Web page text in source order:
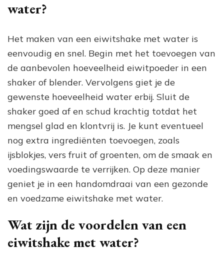
water?
Het maken van een eiwitshake met water is
eenvoudig en snel. Begin met het toevoegen van
de aanbevolen hoeveelheid eiwitpoeder in een
shaker of blender. Vervolgens giet je de
gewenste hoeveelheid water erbij. Sluit de
shaker goed af en schud krachtig totdat het
mengsel glad en klontvrij is. Je kunt eventueel
nog extra ingrediënten toevoegen, zoals
ijsblokjes, vers fruit of groenten, om de smaak en
voedingswaarde te verrijken. Op deze manier
geniet je in een handomdraai van een gezonde
en voedzame eiwitshake met water.
Wat zijn de voordelen van een
eiwitshake met water?